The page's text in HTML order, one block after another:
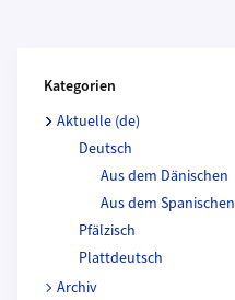
Kategorien
Aktuelle (de)
Deutsch
Aus dem Dänischen
Aus dem Spanischen
Pfälzisch
Plattdeutsch
Archiv